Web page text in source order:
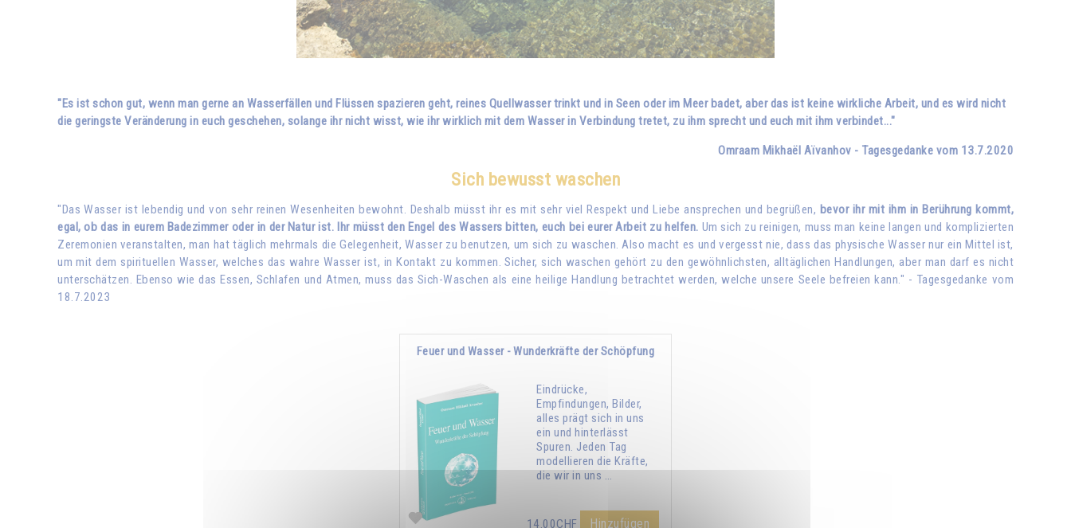
"Es ist schon gut, wenn man gerne an Wasserfällen und Flüssen spazieren geht, reines Quellwasser trinkt und in Seen oder im Meer badet, aber das ist keine wirkliche Arbeit, und es wird nicht
die geringste Veränderung in euch geschehen, solange ihr nicht wisst, wie ihr wirklich mit dem Wasser in Verbindung tretet, zu ihm sprecht und euch mit ihm verbindet..."
Omraam Mikhaël Aïvanhov - Tagesgedanke vom 13.7.2020
Sich bewusst waschen
"Das Wasser ist lebendig und von sehr reinen Wesenheiten bewohnt. Deshalb müsst ihr es mit sehr viel Respekt und Liebe ansprechen und begrüßen, bevor ihr mit ihm in Berührung kommt,
egal, ob das in eurem Badezimmer oder in der Natur ist. Ihr müsst den Engel des Wassers bitten, euch bei eurer Arbeit zu helfen. Um sich zu reinigen, muss man keine langen und komplizierten
Zeremonien veranstalten, man hat täglich mehrmals die Gelegenheit, Wasser zu benutzen, um sich zu waschen. Also macht es und vergesst nie, dass das physische Wasser nur ein Mittel ist,
um mit dem spirituellen Wasser, welches das wahre Wasser ist, in Kontakt zu kommen. Sicher, sich waschen gehört zu den gewöhnlichsten, alltäglichen Handlungen, aber man darf es nicht
unterschätzen. Ebenso wie das Essen, Schlafen und Atmen, muss das Sich-Waschen als eine heilige Handlung betrachtet werden, welche unsere Seele befreien kann." - Tagesgedanke vom
18.7.2023
Feuer und Wasser - Wunderkräfte der Schöpfung
Eindrücke,
Empfindungen, Bilder,
alles prägt sich in uns
ein und hinterlässt
Spuren. Jeden Tag
modellieren die Kräfte,
die wir in uns …
14.00CHF Hinzufügen